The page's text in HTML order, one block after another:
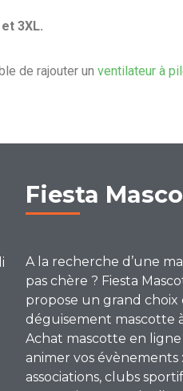
3XL.
de rajouter un ventilateur à
Fiesta
A la recherche d’une
pas chère ? Fiesta
propose un grand choix
déguisement mascotte à
Achat mascotte en
animer vos évènements :
associations, clubs